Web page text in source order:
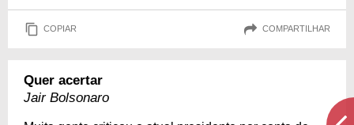
COPIAR COMPARTILHAR
Quer acertar
Jair Bolsonaro